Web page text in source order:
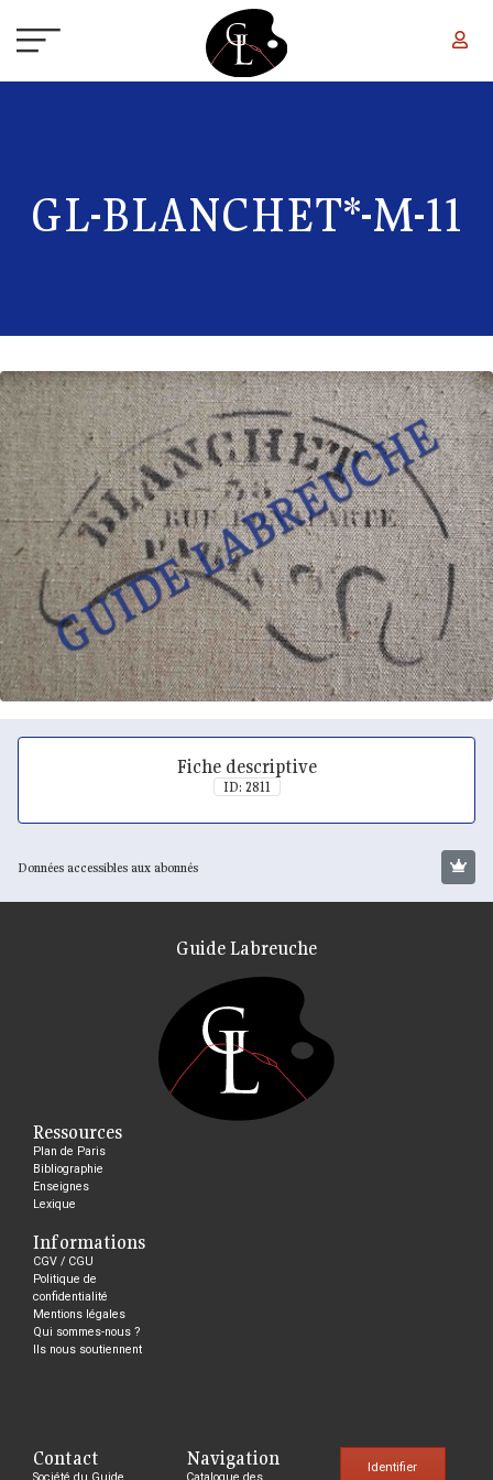
GL-BLANCHET*-M-11
Fiche descriptive
ID: 2811
Données accessibles aux abonnés
Guide Labreuche
Ressources
Plan de Paris
Bibliographie
Enseignes
Lexique
Informations
CGV / CGU
Politique de
confidentialité
Mentions légales
Qui sommes-nous ?
Ils nous soutiennent
Contact Navigation Identifier